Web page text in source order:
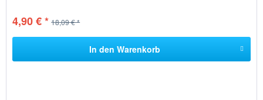
4,90 € * 18,09 € *
In den Warenkorb